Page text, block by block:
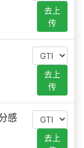
去上
传
去上
传
感
去上